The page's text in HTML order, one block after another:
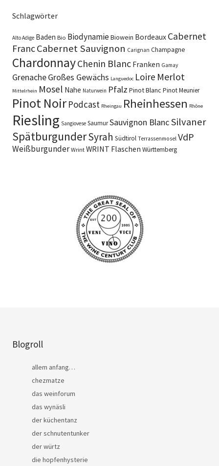
Schlagwörter
Alto Adige Baden Bio BiodynamieBiowein Bordeaux Cabernet
FrancCabernet Sauvignon Carignan Champagne
ChardonnayChenin Blanc Franken Gamay
GrenacheGroßes Gewächs Languedoc Loire Merlot
Mittelrhein Mosel Nahe Naturwein Pfalz Pinot Blanc Pinot Meunier
Pinot Noir Podcast Rheingau Rheinhessen Rhône
Riesling Sangiovese SaumurSauvignon BlancSilvaner
SpätburgunderSyrah Südtirol Terrassenmosel VdP
Weißburgunder Wrint WRINT Flaschen Württemberg
Blogroll
allem anfang…
chezmatze
das weinforum
das wynäsli
der küchentanz
der schnutentunker
der würtz
die hopfenhysterie